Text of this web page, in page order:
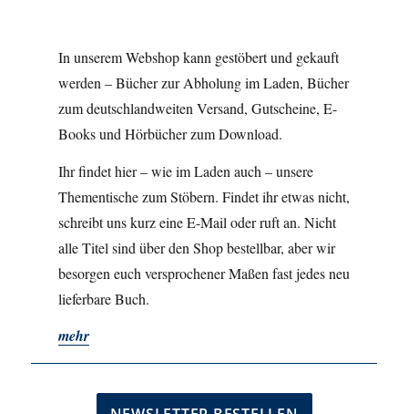
In unserem Webshop kann gestöbert und gekauft
werden – Bücher zur Abholung im Laden, Bücher
zum deutschlandweiten Versand, Gutscheine, E-
Books und Hörbücher zum Download.
Ihr findet hier – wie im Laden auch – unsere
Thementische zum Stöbern. Findet ihr etwas nicht,
schreibt uns kurz eine E-Mail oder ruft an. Nicht
alle Titel sind über den Shop bestellbar, aber wir
besorgen euch versprochener Maßen fast jedes neu
lieferbare Buch.
mehr